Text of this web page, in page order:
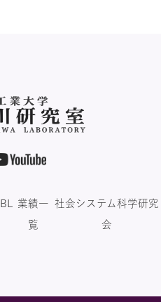
業績一
覧
社会システム科学研究
会